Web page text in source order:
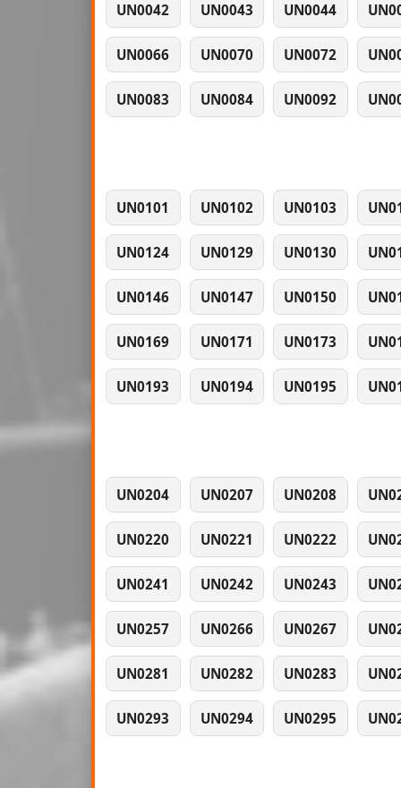
UN0042 UN0043 UN0044
UN0066 UN0070 UN0072
UN0083 UN0084 UN0092
UN0101 UN0102 UN0103
UN0124 UN0129 UN0130
UN0146 UN0147 UN0150
UN0169 UN0171 UN0173
UN0193 UN0194 UN0195
UN0204 UN0207 UN0208
UN0220 UN0221 UN0222
UN0241 UN0242 UN0243
UN0257 UN0266 UN0267
UN0281 UN0282 UN0283
UN0293 UN0294 UN0295